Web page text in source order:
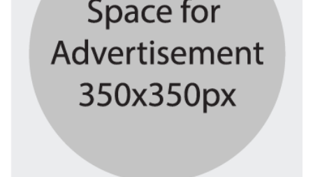
৬ দিন আগে
অনেক পরিবার এখনো তাঁদের স্বজন...
ব্রিকলেইন জামে মসজিদ প্রতিষ্ঠার ৫০...